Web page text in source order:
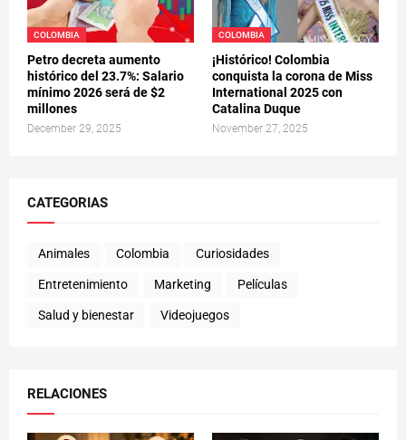
COLOMBIA
Petro decreta aumento
histórico del 23.7%: Salario
mínimo 2026 será de $2
millones
December 29, 2025
COLOMBIA
¡Histórico! Colombia
conquista la corona de Miss
International 2025 con
Catalina Duque
November 27, 2025
CATEGORIAS
Animales Colombia Curiosidades
Entretenimiento Marketing Películas
Salud y bienestar Videojuegos
RELACIONES